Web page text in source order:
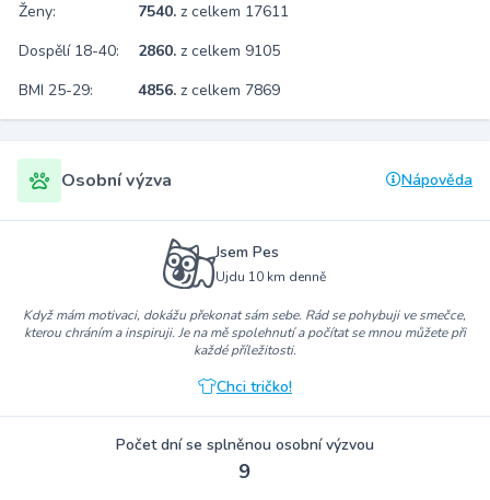
Ženy:
7540. z celkem 17611
Dospělí 18-40:
2860. z celkem 9105
BMI 25-29:
4856. z celkem 7869
Osobní výzva Nápověda
Jsem Pes
Ujdu 10 km denně
Když mám motivaci, dokážu překonat sám sebe. Rád se pohybuji ve smečce,
kterou chráním a inspiruji. Je na mě spolehnutí a počítat se mnou můžete při
každé příležitosti.
Chci tričko!
Počet dní se splněnou osobní výzvou
9